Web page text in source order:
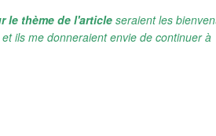
le thème de l'article seraient les
ils me donneraient envie de continuer